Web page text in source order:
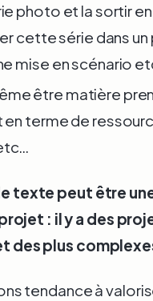
photo et la sortir
cette série dans
mise en scénario
être matière
en terme de
texte peut être
: il y a des
des plus
tendance à